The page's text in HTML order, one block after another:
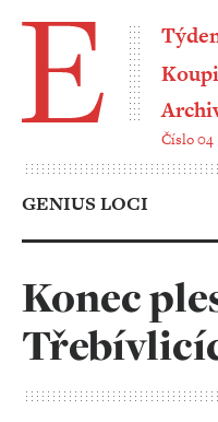
Číslo 04
GENIUS LOCI
Konec